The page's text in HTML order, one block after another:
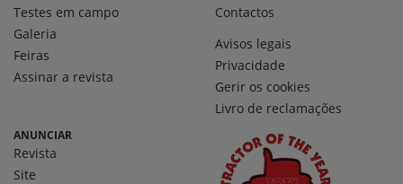
Testes em campo
Galeria
Feiras
Assinar a revista
Contactos
Avisos legais
Privacidade
Gerir os cookies
Livro de reclamações
ANUNCIAR
Revista
Site